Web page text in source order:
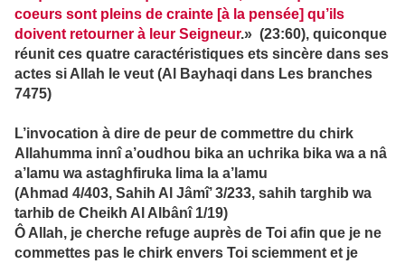
coeurs sont pleins de crainte [à la pensée] qu’ils
doivent retourner à leur Seigneur.» (23:60), quiconque
réunit ces quatre caractéristiques ets sincère dans ses
actes si Allah le veut (Al Bayhaqi dans Les branches
7475)
L’invocation à dire de peur de commettre du chirk
Allahumma innî a’oudhou bika an uchrika bika wa a nâ
a’lamu wa astaghfiruka lima la a’lamu
(Ahmad 4/403, Sahih Al Jâmî’ 3/233, sahih targhib wa
tarhib de Cheikh Al Albânî 1/19)
Ô Allah, je cherche refuge auprès de Toi afin que je ne
commettes pas le chirk envers Toi sciemment et je